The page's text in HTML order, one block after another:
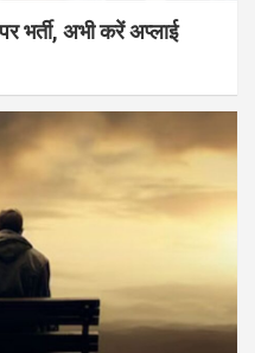
भर्ती, अभी करें अप्‍लाई